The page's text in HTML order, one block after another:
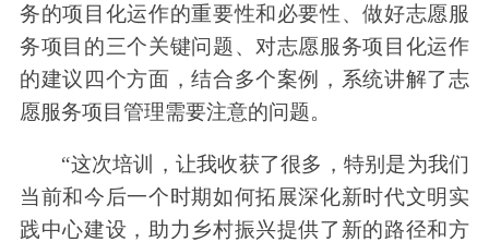
务的项目化运作的重要性和必要性、做好志愿服
务项目的三个关键问题、对志愿服务项目化运作
的建议四个方面，结合多个案例，系统讲解了志
愿服务项目管理需要注意的问题。
“这次培训，让我收获了很多，特别是为我们
当前和今后一个时期如何拓展深化新时代文明实
践中心建设，助力乡村振兴提供了新的路径和方